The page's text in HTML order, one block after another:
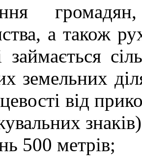
а також
займається
земельних
від
500 метрів;